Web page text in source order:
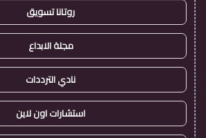
روتانا تسويق
مجلة الابداع
نادي الترددات
استشارات اون لاين